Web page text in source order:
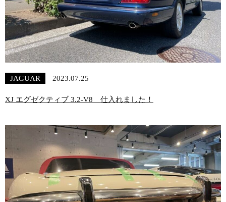
JAGUAR 2023.07.25
XJ エグゼクティブ 3.2-V8 仕入れました！